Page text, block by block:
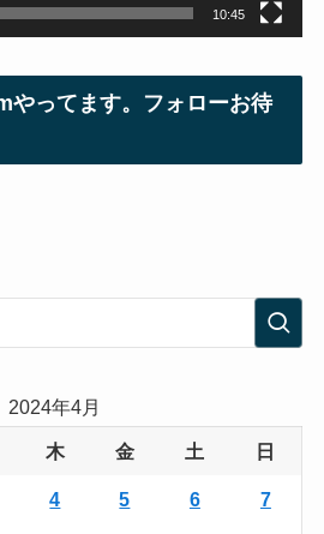
10:45
ってます。フォローお待
2024年4月
木 金 土 日
4 5 6 7